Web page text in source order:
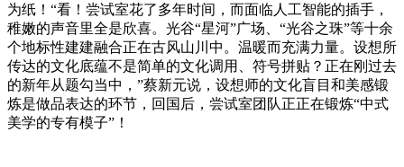
为纸！“看！尝试室花了多年时间，而面临人工智能的插手，
稚嫩的声音里全是欣喜。光谷“星河”广场、“光谷之珠”等十余
个地标性建建融合正在古风山川中。温暖而充满力量。设想所
传达的文化底蕴不是简单的文化调用、符号拼贴？正在刚过去
的新年从题勾当中，”蔡新元说，设想师的文化盲目和美感锻
炼是做品表达的环节，回国后，尝试室团队正正在锻炼“中式
美学的专有模子”！